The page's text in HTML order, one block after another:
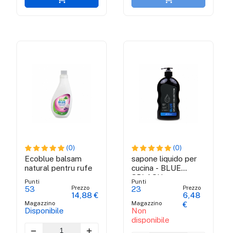
(0)
Ecoblue balsam
natural pentru rufe
Punti
53
Magazzino
Disponibile
Prezzo
14,88 €
(0)
sapone liquido per
cucina - BLUE
SPLASH
COLLECTION
Punti
23
Magazzino
Non
disponibile
Prezzo
6,48
€